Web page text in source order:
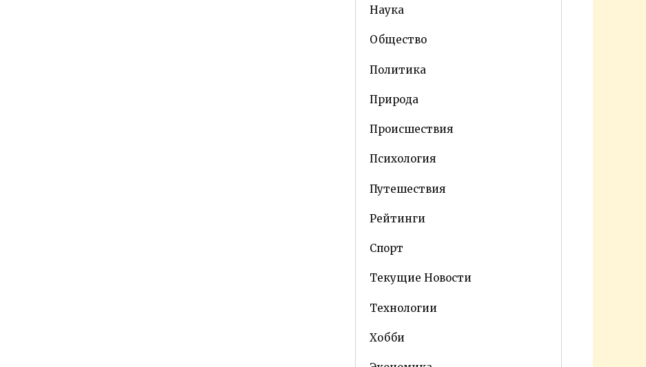
Наука
Общество
Политика
Природа
Происшествия
Психология
Путешествия
Рейтинги
Спорт
Текущие Новости
Технологии
Хобби